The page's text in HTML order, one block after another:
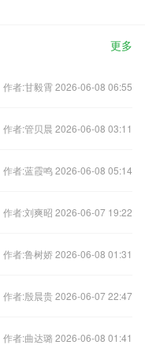
更多
作者:甘毅霄 2026-06-08 06:55
作者:管贝晨 2026-06-08 03:11
作者:蓝霞鸣 2026-06-08 05:14
作者:刘爽昭 2026-06-07 19:22
作者:鲁树娇 2026-06-08 01:31
作者:殷晨贵 2026-06-07 22:47
作者:曲达璐 2026-06-08 01:41